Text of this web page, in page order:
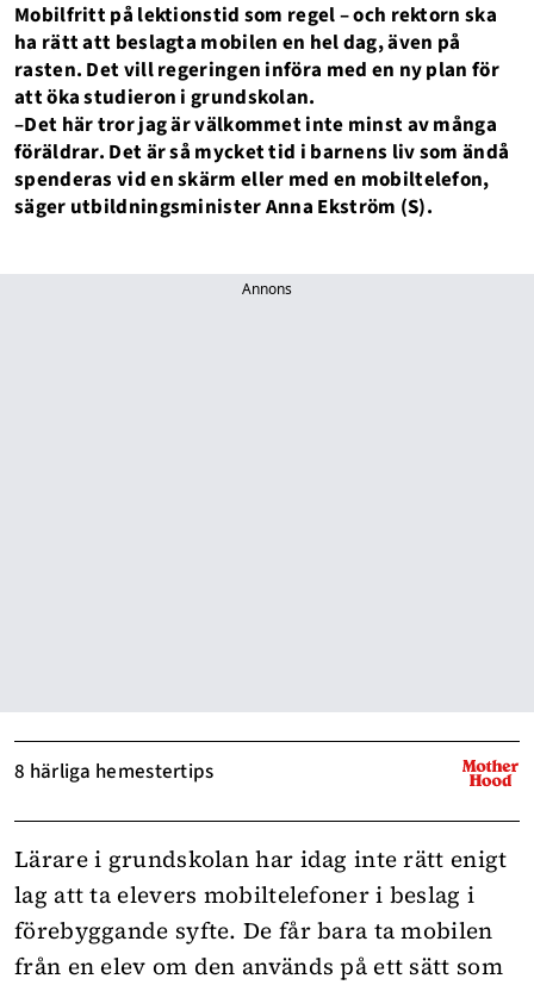
Mobilfritt på lektionstid som regel – och rektorn ska
ha rätt att beslagta mobilen en hel dag, även på
rasten. Det vill regeringen införa med en ny plan för
att öka studieron i grundskolan.
–Det här tror jag är välkommet inte minst av många
föräldrar. Det är så mycket tid i barnens liv som ändå
spenderas vid en skärm eller med en mobiltelefon,
säger utbildningsminister Anna Ekström (S).
Annons
8 härliga hemestertips
Lärare i grundskolan har idag inte rätt enigt
lag att ta elevers mobiltelefoner i beslag i
förebyggande syfte. De får bara ta mobilen
från en elev om den används på ett sätt som